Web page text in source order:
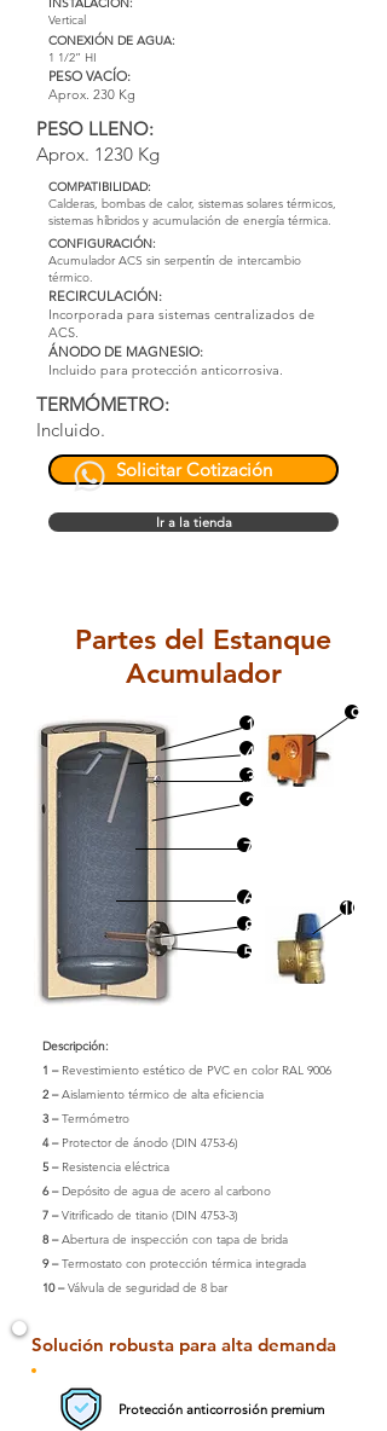
Vertical
CONEXIÓN DE AGUA:
1 1/2” HI
PESO VACÍO:
Aprox. 230 Kg
PESO LLENO:
Aprox. 1230 Kg
COMPATIBILIDAD:
Calderas, bombas de calor, sistemas solares térmicos,
sistemas híbridos y acumulación de energía térmica.
CONFIGURACIÓN:
Acumulador ACS sin serpentín de intercambio
térmico.
RECIRCULACIÓN:
Incorporada para sistemas centralizados de
ACS.
ÁNODO DE MAGNESIO:
Incluido para protección anticorrosiva.
TERMÓMETRO:
Incluido.
Solicitar Cotización
Ir a la tienda
Partes del Estanque
Acumulador
7
6
3
4
2
1
8
5
9
10
Descripción:
1 –Revestimiento estético de PVC en color RAL 9006
2 –Aislamiento térmico de alta eficiencia
3 –Termómetro
4 – Protector de ánodo (DIN 4753-6)
5 – Resistencia eléctrica
6 –Depósito de agua de acero al carbono
7 –Vitrificado de titanio (DIN 4753-3)
8 –Abertura de inspección con tapa de brida
9 –Termostato con protección térmica integrada
10 –Válvula de seguridad de 8 bar
Solución robusta para alta demanda
Protección anticorrosión premium